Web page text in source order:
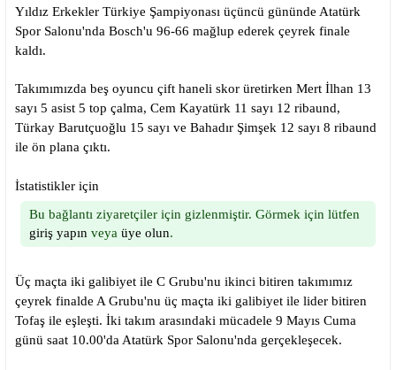
Yıldız Erkekler Türkiye Şampiyonası üçüncü gününde Atatürk
Spor Salonu'nda Bosch'u 96-66 mağlup ederek çeyrek finale
kaldı.
Takımımızda beş oyuncu çift haneli skor üretirken Mert İlhan 13
sayı 5 asist 5 top çalma, Cem Kayatürk 11 sayı 12 ribaund,
Türkay Barutçuoğlu 15 sayı ve Bahadır Şimşek 12 sayı 8 ribaund
ile ön plana çıktı.
İstatistikler için
Bu bağlantı ziyaretçiler için gizlenmiştir. Görmek için lütfen
giriş yapın veya üye olun.
Üç maçta iki galibiyet ile C Grubu'nu ikinci bitiren takımımız
çeyrek finalde A Grubu'nu üç maçta iki galibiyet ile lider bitiren
Tofaş ile eşleşti. İki takım arasındaki mücadele 9 Mayıs Cuma
günü saat 10.00'da Atatürk Spor Salonu'nda gerçekleşecek.